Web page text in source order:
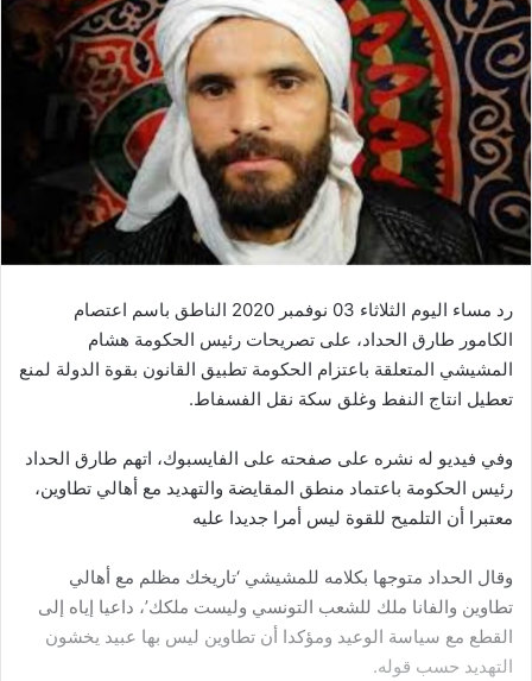
رد مساء اليوم الثلاثاء 03 نوفمبر 2020 الناطق باسم اعتصام
الكامور طارق الحداد، على تصريحات رئيس الحكومة هشام
المشيشي المتعلقة باعتزام الحكومة تطبيق القانون بقوة الدولة لمنع
تعطيل انتاج النفط وغلق سكة نقل الفسفاط.
وفي فيديو له نشره على صفحته على الفايسبوك، اتهم طارق الحداد
رئيس الحكومة باعتماد منطق المقايضة والتهديد مع أهالي تطاوين،
معتبرا أن التلميح للقوة ليس أمرا جديدا عليه
وقال الحداد متوجها بكلامه للمشيشي ‘تاريخك مظلم مع أهالي
تطاوين والفانا ملك للشعب التونسي وليست ملكك’، داعيا إياه إلى
القطع مع سياسة الوعيد ومؤكدا أن تطاوين ليس بها عبيد يخشون
التهديد حسب قوله.